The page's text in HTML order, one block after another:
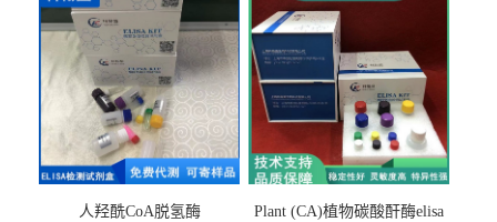
人羟酰CoA脱氢酶
Plant (CA)植物碳酸酐酶elisa